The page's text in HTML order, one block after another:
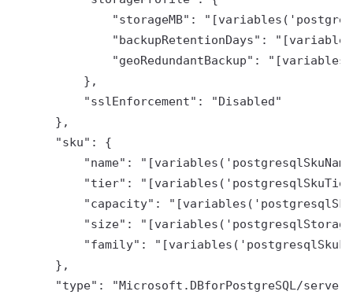
"storageMB":
"backupRetentionDays":
"geoRedundantBackup":
          },
          "sslEnforcement": "Disabled"
      },
      "sku": {
"name":
"tier":
"capacity":
"size":
"family":
      },
"type": "Microsoft.DBforPostgreSQL/